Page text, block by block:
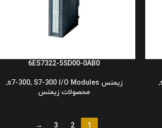
,
6ES7322-5SD00-0AB0
زیمنس s7-300 , S7-300 I/O Modules
,
محصولات زیمنس
1
2
3
→